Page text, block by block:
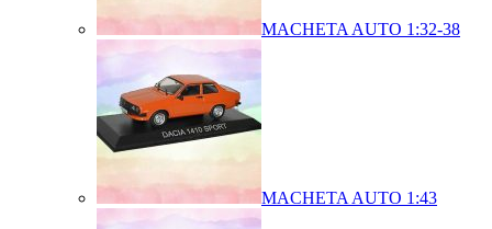
MACHETA AUTO 1:32-38
MACHETA AUTO 1:43